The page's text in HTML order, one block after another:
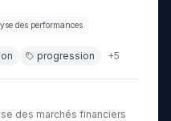
des performances
progression +5
des marchés financiers